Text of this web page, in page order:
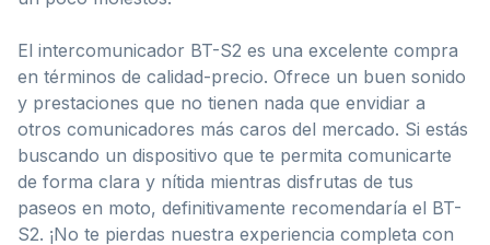
El intercomunicador BT-S2 es una excelente compra
en términos de calidad-precio. Ofrece un buen sonido
y prestaciones que no tienen nada que envidiar a
otros comunicadores más caros del mercado. Si estás
buscando un dispositivo que te permita comunicarte
de forma clara y nítida mientras disfrutas de tus
paseos en moto, definitivamente recomendaría el BT-
S2. ¡No te pierdas nuestra experiencia completa con